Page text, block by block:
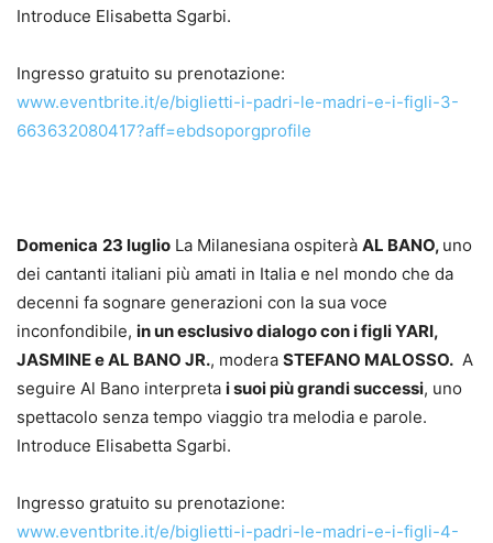
Introduce Elisabetta Sgarbi.
Ingresso gratuito su prenotazione:
www.eventbrite.it/e/biglietti-i-padri-le-madri-e-i-figli-3-
663632080417?aff=ebdsoporgprofile
Domenica 23 luglio La Milanesiana ospiterà AL BANO, uno
dei cantanti italiani più amati in Italia e nel mondo che da
decenni fa sognare generazioni con la sua voce
inconfondibile, in un esclusivo dialogo con i figli YARI,
JASMINE e AL BANO JR., modera STEFANO MALOSSO. A
seguire Al Bano interpreta i suoi più grandi successi, uno
spettacolo senza tempo viaggio tra melodia e parole.
Introduce Elisabetta Sgarbi.
Ingresso gratuito su prenotazione:
www.eventbrite.it/e/biglietti-i-padri-le-madri-e-i-figli-4-